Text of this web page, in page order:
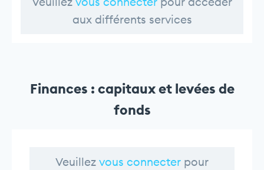
aux différents services
Finances : capitaux et levées de
fonds
Veuillez vous connecter pour